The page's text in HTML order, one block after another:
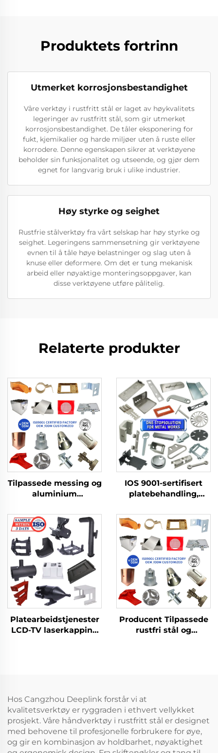
Produktets fortrinn
Utmerket korrosjonsbestandighet
Våre verktøy i rustfritt stål er laget av høykvalitets
legeringer av rustfritt stål, som gir utmerket
korrosjonsbestandighet. De tåler eksponering for
fukt, kjemikalier og harde miljøer uten å ruste eller
korrodere. Denne egenskapen sikrer at verktøyene
beholder sin funksjonalitet og utseende, og gjør dem
egnet for langvarig bruk i ulike industrier.
Høy styrke og seighet
Rustfrie stålverktøy fra vårt selskap har høy styrke og
seighet. Legeringens sammensetning gir verktøyene
evnen til å tåle høye belastninger og slag uten å
knuse eller deformere. Om det er tung mekanisk
arbeid eller nøyaktige monteringsoppgaver, kan
disse verktøyene utføre pålitelig.
Relaterte produkter
Tilpassede messing og
aluminium
platearbeid for
dypstansede deler
IOS 9001-sertifisert
platebehandling,
Platearbeidstjenester
LCD-TV laserkapping
Producent Tilpassede
rustfri stål og
Hos Cangzhou Deeplink forstår vi at
kvalitetsverktøy er ryggraden i ethvert vellykket
prosjekt. Våre håndverktøy i rustfritt stål er designet
med behovene til profesjonelle forbrukere for øye,
og gir en kombinasjon av holdbarhet, nøyaktighet